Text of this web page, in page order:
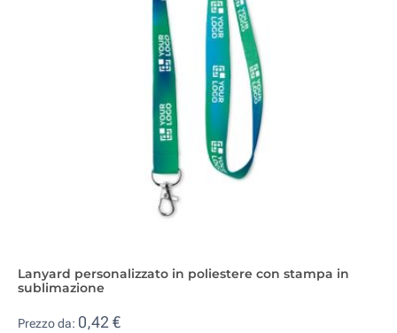
Lanyard personalizzato in poliestere con stampa in
sublimazione
Prezzo da: 0,42 €